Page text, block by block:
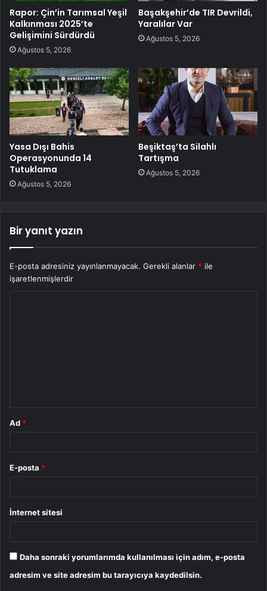
Rapor: Çin’in Tarımsal Yeşil
Kalkınması 2025’te
Gelişimini Sürdürdü
Ağustos 5, 2026
Başakşehir’de TIR Devrildi,
Yaralılar Var
Ağustos 5, 2026
Yasa Dışı Bahis
Operasyonunda 14
Tutuklama
Ağustos 5, 2026
Beşiktaş’ta Silahlı
Tartışma
Ağustos 5, 2026
Bir yanıt yazın
E-posta adresiniz yayınlanmayacak. Gerekli alanlar * ile
işaretlenmişlerdir
Ad *
E-posta *
İnternet sitesi
Daha sonraki yorumlarımda kullanılması için adım, e-posta
adresim ve site adresim bu tarayıcıya kaydedilsin.